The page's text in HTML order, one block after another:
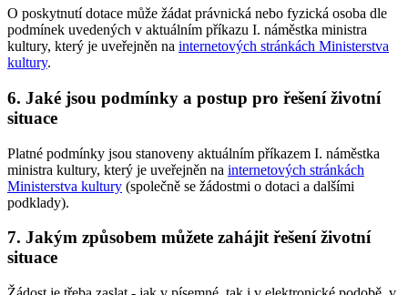
O poskytnutí dotace může žádat právnická nebo fyzická osoba dle
podmínek uvedených v aktuálním příkazu I. náměstka ministra
kultury, který je uveřejněn na internetových stránkách Ministerstva
kultury.
6. Jaké jsou podmínky a postup pro řešení životní
situace
Platné podmínky jsou stanoveny aktuálním příkazem I. náměstka
ministra kultury, který je uveřejněn na internetových stránkách
Ministerstva kultury (společně se žádostmi o dotaci a dalšími
podklady).
7. Jakým způsobem můžete zahájit řešení životní
situace